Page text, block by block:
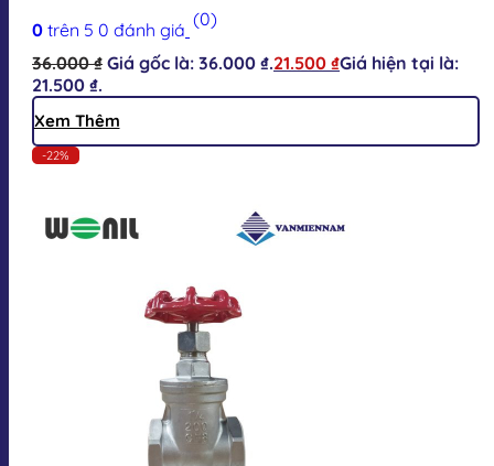
0 trên 5 0 đánh giá (0)
36.000₫ Giá gốc là: 36.000 ₫.21.500 ₫Giá hiện tại là:
21.500 ₫.
Xem Thêm
-22%